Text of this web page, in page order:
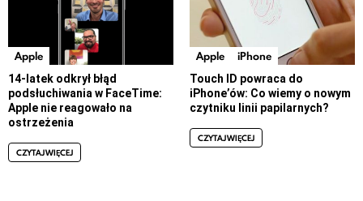
Apple
14-latek odkrył błąd
podsłuchiwania w FaceTime:
Apple nie reagowało na
ostrzeżenia
CZYTAJ WIĘCEJ
Apple iPhone
Touch ID powraca do
iPhone’ów: Co wiemy o nowym
czytniku linii papilarnych?
CZYTAJ WIĘCEJ